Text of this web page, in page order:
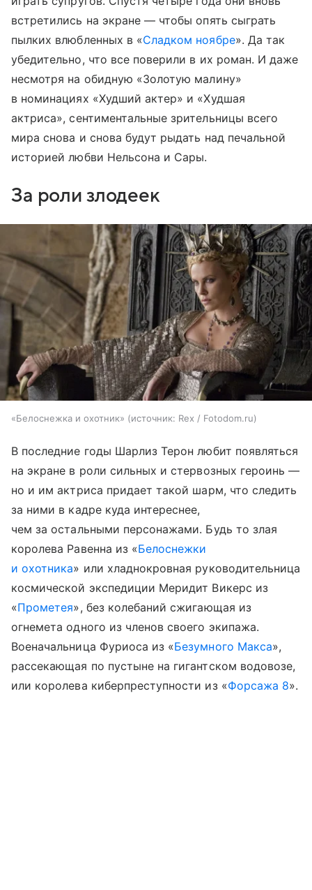
встретились на экране — чтобы опять сыграть
пылких влюбленных в «Сладком ноябре». Да так
убедительно, что все поверили в их роман. И даже
несмотря на обидную «Золотую малину»
в номинациях «Худший актер» и «Худшая
актриса», сентиментальные зрительницы всего
мира снова и снова будут рыдать над печальной
историей любви Нельсона и Сары.
За роли злодеек
«Белоснежка и охотник» источник: Rex / Fotodom.ru
В последние годы Шарлиз Терон любит появляться
на экране в роли сильных и стервозных героинь —
но и им актриса придает такой шарм, что следить
за ними в кадре куда интереснее,
чем за остальными персонажами. Будь то злая
королева Равенна из «Белоснежки
и охотника» или хладнокровная руководительница
космической экспедиции Меридит Викерс из
«Прометея», без колебаний сжигающая из
огнемета одного из членов своего экипажа.
Военачальница Фуриоса из «Безумного Макса»,
рассекающая по пустыне на гигантском водовозе,
или королева киберпреступности из «Форсажа 8».